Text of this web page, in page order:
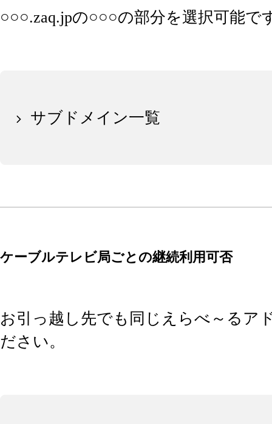
○○○.zaq.jpの○○○の部分を選択可能で
サブドメイン一覧
ケーブルテレビ局ごとの継続利用可否
お引っ越し先でも同じえらべ～るア
ださい。